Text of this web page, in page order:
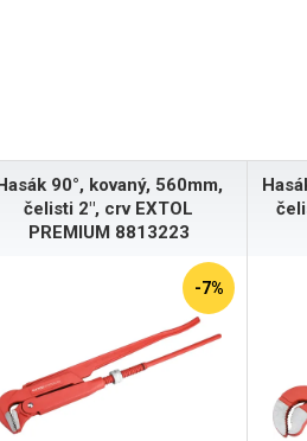
90°, kovaný, 560mm,
čelisti 2", crv EXTOL
PREMIUM 8813223
-7%